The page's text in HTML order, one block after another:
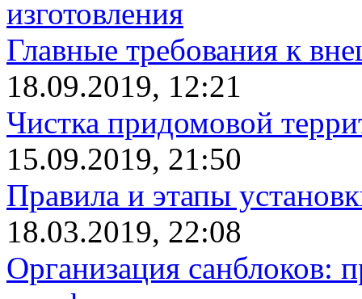
изготовления
Главные требования к
18.09.2019, 12:21
Чистка придомовой
15.09.2019, 21:50
Правила и этапы
18.03.2019, 22:08
Организация санблоков: